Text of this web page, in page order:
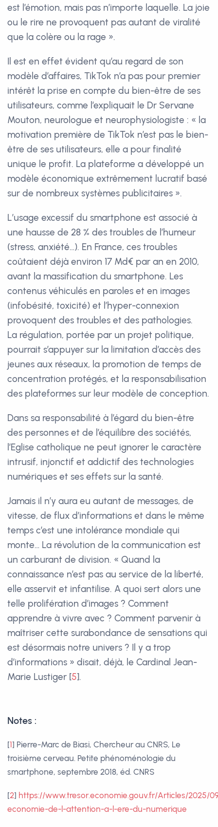
est l’émotion, mais pas n’importe laquelle. La joie
ou le rire ne provoquent pas autant de viralité
que la colère ou la rage ».
Il est en effet évident qu’au regard de son
modèle d’affaires, TikTok n’a pas pour premier
intérêt la prise en compte du bien-être de ses
utilisateurs, comme l’expliquait le Dr Servane
Mouton, neurologue et neurophysiologiste : « la
motivation première de TikTok n’est pas le bien-
être de ses utilisateurs, elle a pour finalité
unique le profit. La plateforme a développé un
modèle économique extrêmement lucratif basé
sur de nombreux systèmes publicitaires ».
L’usage excessif du smartphone est associé à
une hausse de 28 % des troubles de l’humeur
(stress, anxiété…). En France, ces troubles
coûtaient déjà environ 17 Md€ par an en 2010,
avant la massification du smartphone. Les
contenus véhiculés en paroles et en images
(infobésité, toxicité) et l’hyper-connexion
provoquent des troubles et des pathologies.
La régulation, portée par un projet politique,
pourrait s’appuyer sur la limitation d’accès des
jeunes aux réseaux, la promotion de temps de
concentration protégés, et la responsabilisation
des plateformes sur leur modèle de conception.
Dans sa responsabilité à l’égard du bien-être
des personnes et de l’équilibre des sociétés,
l’Eglise catholique ne peut ignorer le caractère
intrusif, injonctif et addictif des technologies
numériques et ses effets sur la santé.
Jamais il n’y aura eu autant de messages, de
vitesse, de flux d’informations et dans le même
temps c’est une intolérance mondiale qui
monte… La révolution de la communication est
un carburant de division. « Quand la
connaissance n’est pas au service de la liberté,
elle asservit et infantilise. A quoi sert alors une
telle prolifération d’images ? Comment
apprendre à vivre avec ? Comment parvenir à
maîtriser cette surabondance de sensations qui
est désormais notre univers ? Il y a trop
d’informations » disait, déjà, le Cardinal Jean-
Marie Lustiger [5].
Notes :
[1] Pierre-Marc de Biasi, Chercheur au CNRS, Le
troisième cerveau. Petite phénoménologie du
smartphone, septembre 2018, éd. CNRS
[2] https://www.tresor.economie.gouv.fr/Articles/2025/
economie-de-l-attention-a-l-ere-du-numerique